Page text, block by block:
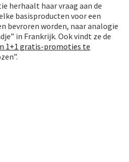
herhaalt haar vraag aan de
basisproducten voor een
bevroren worden, naar analogie
in Frankrijk. Ook vindt ze de
1+1 gratis-promoties te